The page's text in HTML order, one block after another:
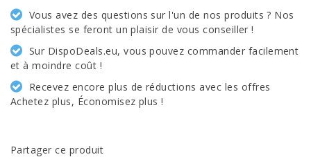
Vous avez des questions sur l'un de nos produits ? Nos
spécialistes se feront un plaisir de vous conseiller !
Sur DispoDeals.eu, vous pouvez commander facilement
et à moindre coût !
Recevez encore plus de réductions avec les offres
Achetez plus, Économisez plus !
Partager ce produit